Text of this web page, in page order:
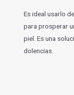
Es ideal usarlo
para prosperar
piel. Es una
dolencias.